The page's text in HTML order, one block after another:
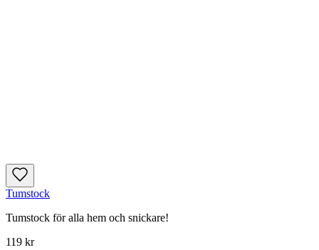
Tumstock
Tumstock för alla hem och snickare!
119 kr